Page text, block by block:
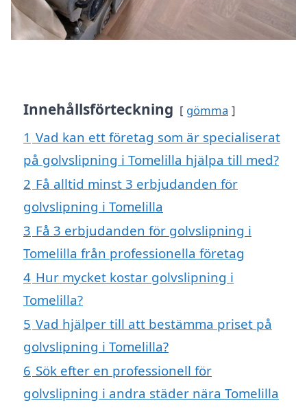
Innehållsförteckning gömma
1 Vad kan ett företag som är specialiserat
på golvslipning i Tomelilla hjälpa till med?
2 Få alltid minst 3 erbjudanden för
golvslipning i Tomelilla
3 Få 3 erbjudanden för golvslipning i
Tomelilla från professionella företag
4 Hur mycket kostar golvslipning i
Tomelilla?
5 Vad hjälper till att bestämma priset på
golvslipning i Tomelilla?
6 Sök efter en professionell för
golvslipning i andra städer nära Tomelilla